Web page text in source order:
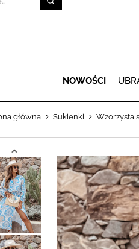
NOWOŚCI
główna Sukienki Wzorzysta